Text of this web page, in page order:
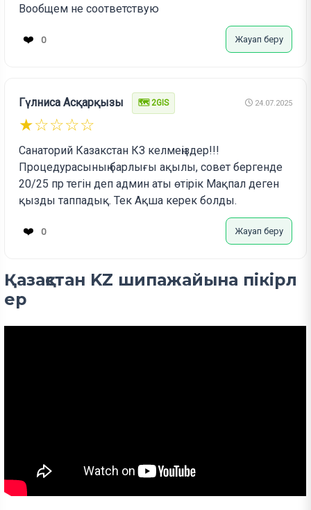
Вообщем не соответствую
❤️ 0 Жауап беру
Гүлниса Асқарқызы 🗺️ 2GIS 24.07.2025
★☆☆☆☆
Санаторий Казакстан КЗ келмеңіздер!!!
Процедурасының барлығы ақылы, совет бергенде
20/25 пр тегін деп админ аты өтірік Мақпал деген
қызды таппадық. Тек Ақша керек болды.
❤️ 0 Жауап беру
Қазақстан KZ шипажайына пікірл
ер